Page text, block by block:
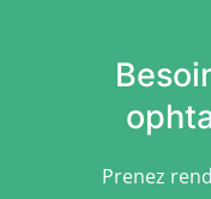
Prenez